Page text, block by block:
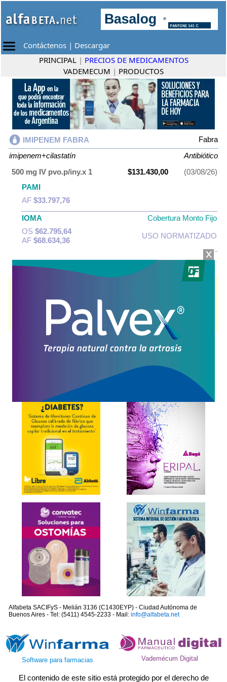
Contáctenos | Descargar
PRINCIPAL | PRECIOS DE MEDICAMENTOS
VADEMECUM | PRODUCTOS
IMIPENEM FABRA
Fabra
imipenem+cilastatín
Antibiótico
500 mg IV pvo.p/iny.x 1
$131.430,00
(03/08/26)
PAMI
AF $33.797,76
IOMA
Cobertura Monto Fijo
OS $62.795,64
AF $68.634,36
USO NORMATIZADO
Algunas presentaciones cuentan con cobertura PAMI.
Explorar más
Alfabeta SACIFyS - Melián 3136 (C1430EYP) - Ciudad Autónoma de
Buenos Aires - Tel: (5411) 4545-2233 - Mail: info@alfabeta.net
Software para farmacias Vademécum Digital
El contenido de este sitio está protegido por el derecho de